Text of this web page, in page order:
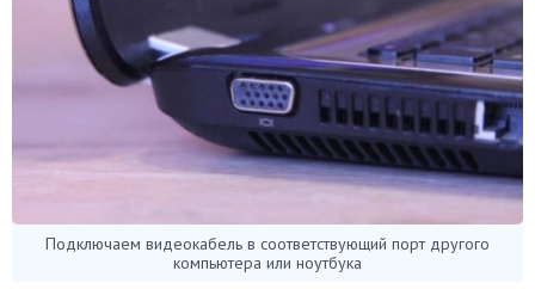
Подключаем видеокабель в соответствующий порт другого
компьютера или ноутбука